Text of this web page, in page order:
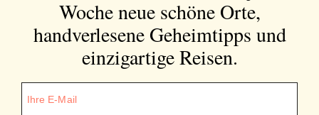
Woche neue schöne Orte,
handverlesene Geheimtipps und
einzigartige Reisen.